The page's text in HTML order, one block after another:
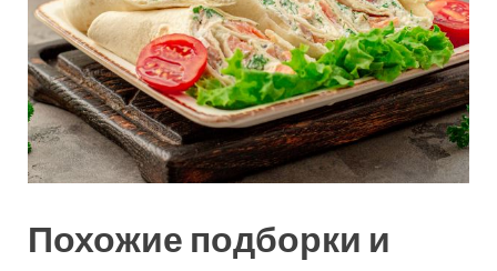
Похожие подборки и